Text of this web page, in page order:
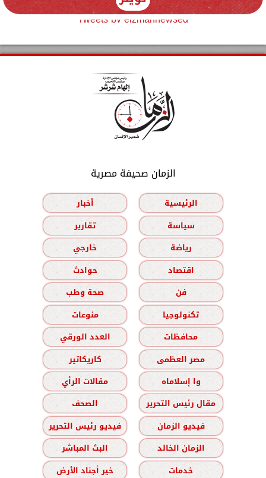
Tweets by elzmannewseg
الزمان صحيفة مصرية
الرئيسية
أخبار
سياسة
تقارير
رياضة
خارجي
اقتصاد
حوادث
فن
صحة وطب
تكنولوجيا
منوعات
محافظات
العدد الورقي
مصر العظمى
كاريكاتير
وا إسلاماه
مقالات الرأي
مقال رئيس التحرير
الصحف
فيديو الزمان
فيديو رئيس التحرير
الزمان الخالد
البث المباشر
خدمات
خير أجناد الأرض